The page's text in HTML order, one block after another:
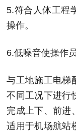
5.符合人体工程
操作。
6.低噪音使操作
与工地施工电梯
不同工况下进行
完成上下、前进
适用于机场航站